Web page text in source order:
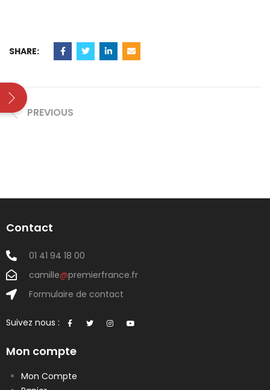
SHARE:
PREVIOUS
Contact
01 41 94 18 00
camille@premierfrance.fr
Formulaire de contact
Suivez nous :
Mon compte
Mon Compte